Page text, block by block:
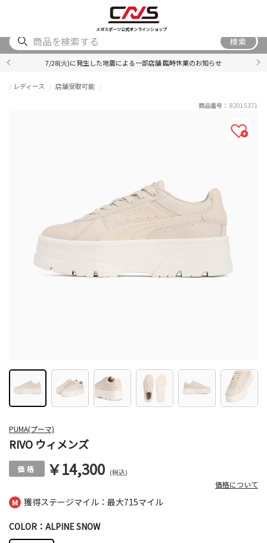
メガスポーツ公式オンラインショップ
ACCESSORY
検索
7/28(火)に発生した地震による一部店舗 臨時休業のお知らせ
獲得ステージマイル：最大715マイル
PUMA(プーマ)
RIVO ウィメンズ
レディース 店舗受取可能
￥14,300 (税込)
価格について
商品番号： 82015371
COLOR：ALPINE SNOW